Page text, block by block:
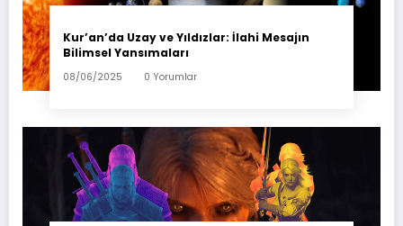
Kur’an’da Uzay ve Yıldızlar: İlahi Mesajın
Bilimsel Yansımaları
08/06/2025 0 Yorumlar